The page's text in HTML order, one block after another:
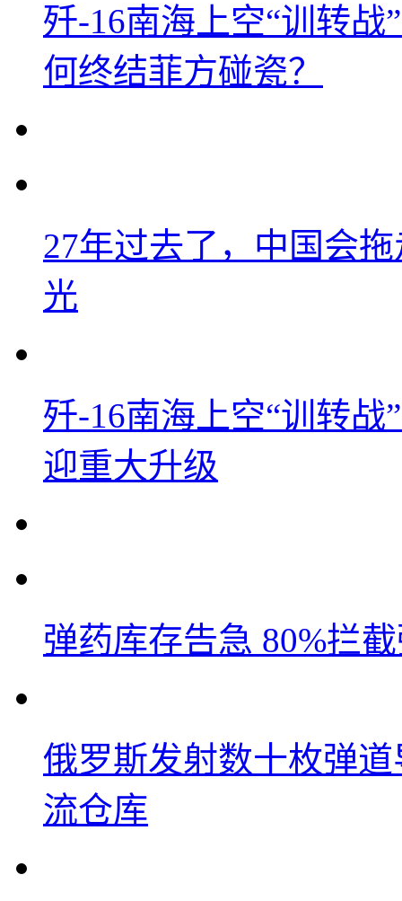
歼-16南海上空“训转
何终结菲方碰瓷？
27年过去了，中国会
光
歼-16南海上空“训转
迎重大升级
弹药库存告急 80%拦
俄罗斯发射数十枚弹
流仓库